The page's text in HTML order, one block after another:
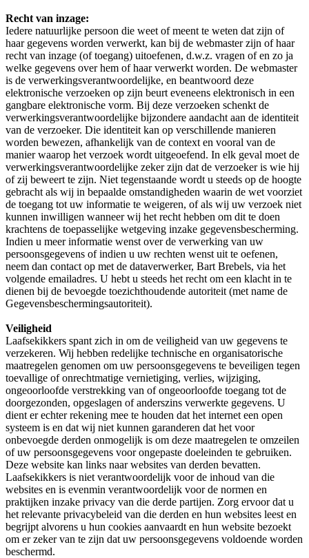
Recht van inzage:
Iedere natuurlijke persoon die weet of meent te weten dat zijn of
haar gegevens worden verwerkt, kan bij de webmaster zijn of haar
recht van inzage (of toegang) uitoefenen, d.w.z. vragen of en zo ja
welke gegevens over hem of haar verwerkt worden. De webmaster
is de verwerkingsverantwoordelijke, en beantwoord deze
elektronische verzoeken op zijn beurt eveneens elektronisch in een
gangbare elektronische vorm. Bij deze verzoeken schenkt de
verwerkingsverantwoordelijke bijzondere aandacht aan de identiteit
van de verzoeker. Die identiteit kan op verschillende manieren
worden bewezen, afhankelijk van de context en vooral van de
manier waarop het verzoek wordt uitgeoefend. In elk geval moet de
verwerkingsverantwoordelijke zeker zijn dat de verzoeker is wie hij
of zij beweert te zijn. Niet tegenstaande wordt u steeds op de hoogte
gebracht als wij in bepaalde omstandigheden waarin de wet voorziet
de toegang tot uw informatie te weigeren, of als wij uw verzoek niet
kunnen inwilligen wanneer wij het recht hebben om dit te doen
krachtens de toepasselijke wetgeving inzake gegevensbescherming.
Indien u meer informatie wenst over de verwerking van uw
persoonsgegevens of indien u uw rechten wenst uit te oefenen,
neem dan contact op met de dataverwerker, Bart Brebels, via het
volgende emailadres. U hebt u steeds het recht om een klacht in te
dienen bij de bevoegde toezichthoudende autoriteit (met name de
Gegevensbeschermingsautoriteit).
Veiligheid
Laafsekikkers spant zich in om de veiligheid van uw gegevens te
verzekeren. Wij hebben redelijke technische en organisatorische
maatregelen genomen om uw persoonsgegevens te beveiligen tegen
toevallige of onrechtmatige vernietiging, verlies, wijziging,
ongeoorloofde verstrekking van of ongeoorloofde toegang tot de
doorgezonden, opgeslagen of anderszins verwerkte gegevens. U
dient er echter rekening mee te houden dat het internet een open
systeem is en dat wij niet kunnen garanderen dat het voor
onbevoegde derden onmogelijk is om deze maatregelen te omzeilen
of uw persoonsgegevens voor ongepaste doeleinden te gebruiken.
Deze website kan links naar websites van derden bevatten.
Laafsekikkers is niet verantwoordelijk voor de inhoud van die
websites en is evenmin verantwoordelijk voor de normen en
praktijken inzake privacy van die derde partijen. Zorg ervoor dat u
het relevante privacybeleid van die derden en hun websites leest en
begrijpt alvorens u hun cookies aanvaardt en hun website bezoekt
om er zeker van te zijn dat uw persoonsgegevens voldoende worden
beschermd.